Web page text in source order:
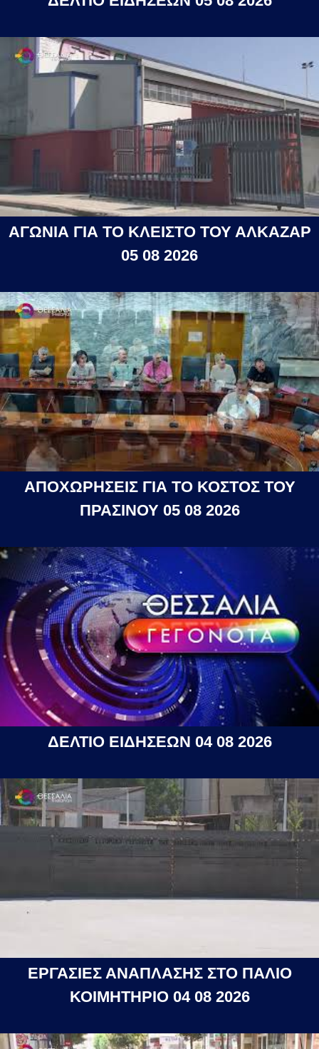
ΑΓΩΝΙΑ ΓΙΑ ΤΟ ΚΛΕΙΣΤΟ ΤΟΥ ΑΛΚΑΖΑΡ
05 08 2026
ΑΠΟΧΩΡΗΣΕΙΣ ΓΙΑ ΤΟ ΚΟΣΤΟΣ ΤΟΥ
ΠΡΑΣΙΝΟΥ 05 08 2026
ΔΕΛΤΙΟ ΕΙΔΗΣΕΩΝ 04 08 2026
ΕΡΓΑΣΙΕΣ ΑΝΑΠΛΑΣΗΣ ΣΤΟ ΠΑΛΙΟ
ΚΟΙΜΗΤΗΡΙΟ 04 08 2026